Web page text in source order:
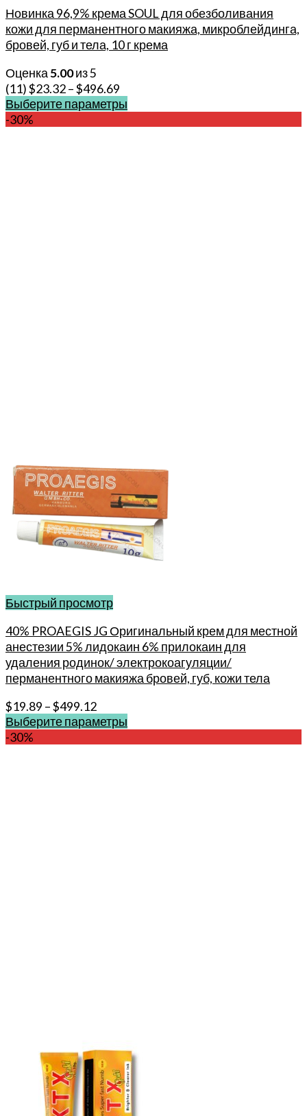
Новинка 96,9% крема SOUL для обезболивания
кожи для перманентного макияжа, микроблейдинга,
бровей, губ и тела, 10 г крема
Оценка5.00из 5
(11)$23.32–$496.69
Выберите параметры
Этот
-30%
Быстрый просмотр
40% PROAEGIS JG Оригинальный крем для местной
анестезии 5% лидокаин 6% прилокаин для
удаления родинок/ электрокоагуляции/
перманентного макияжа бровей, губ, кожи тела
$19.89 –$499.12
Выберите параметры
Этот
-30%